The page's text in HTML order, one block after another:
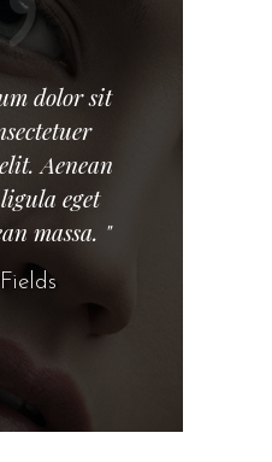
dolor sit
Aenean
eget
massa. "